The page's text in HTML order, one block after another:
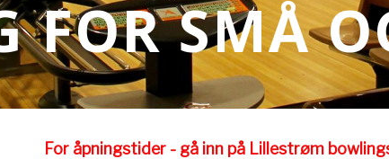
FOR SMÅ
For åpningstider - gå inn på Lillestrøm